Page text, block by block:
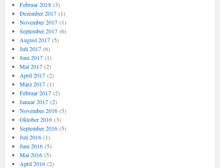
Februar 2018(3)
Dezember 2017(1)
November 2017(1)
September 2017(6)
August 2017(5)
Juli 2017(6)
Juni 2017(1)
Mai 2017(2)
April 2017(2)
März 2017(1)
Februar 2017(2)
Januar 2017(2)
November 2016(5)
Oktober 2016(3)
September 2016(5)
Juli 2016(1)
Juni 2016(5)
Mai 2016(5)
April 2016(2)